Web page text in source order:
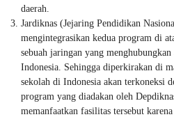
daerah.
Jardiknas (Jejaring Pendidikan
mengintegrasikan kedua program di
sebuah jaringan yang menghubungkan
Indonesia. Sehingga diperkirakan di
sekolah di Indonesia akan terkoneksi
program yang diadakan oleh
memanfaatkan fasilitas tersebut